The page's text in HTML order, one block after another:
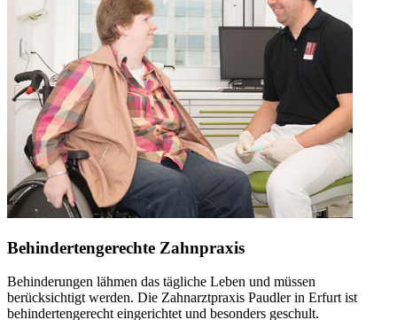
Behindertengerechte Zahnpraxis
Behinderungen lähmen das tägliche Leben und müssen
berücksichtigt werden. Die Zahnarztpraxis Paudler in Erfurt ist
behindertengerecht eingerichtet und besonders geschult.